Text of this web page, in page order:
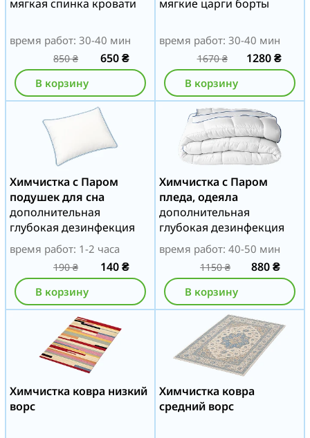
мягкая спинка кровати
время работ: 30-40 мин
850₴ 650₴
В корзину
мягкие царги борты
время работ: 30-40 мин
1670₴ 1280₴
В корзину
Химчистка с Паром
подушек для сна
дополнительная
глубокая дезинфекция
время работ: 1-2 часа
190₴ 140₴
В корзину
Химчистка с Паром
пледа, одеяла
дополнительная
глубокая дезинфекция
время работ: 40-50 мин
1150₴ 880₴
В корзину
Химчистка ковра низкий
ворс
Химчистка ковра
средний ворс